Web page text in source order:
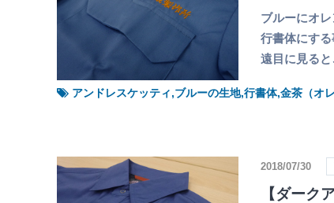
ブルーにオ
行書体にす
遠目に見る
アンドレスケッティ,ブルーの生地,行書体,金茶（オ
2018/07/30
【ダーク